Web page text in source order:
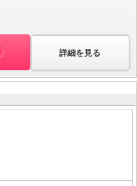
詳細を見る